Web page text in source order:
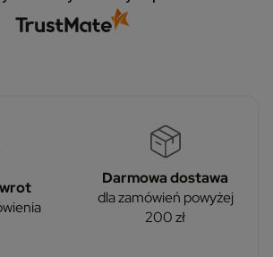
Darmowa dostawa
dla zamówień powyżej
200 zł